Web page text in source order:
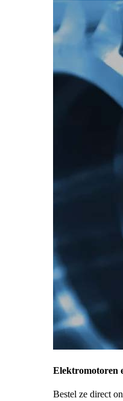
Elektromotoren
Bestel ze direct